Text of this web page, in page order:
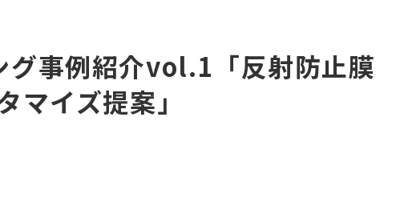
グ事例紹介vol.1「反射防止膜
マイズ提案」